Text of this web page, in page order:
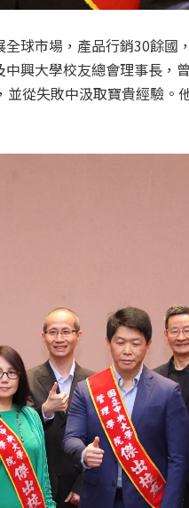
球市場，產品行銷30餘
興大學校友總會理事長，
從失敗中汲取寶貴經驗